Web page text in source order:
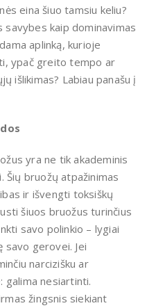
eina šiuo tamsiu keliu?
savybes kaip dominavimas
aplinką, kurioje
ypač greito tempo ar
išlikimas? Labiau panašu į
yra ne tik akademinis
Šių bruožų atpažinimas
ir išvengti toksiškų
šiuos bruožus turinčius
savo polinkio – lygiai
gerovei. Jei
narcizišku ar
galima nesiartinti.
žingsnis siekiant